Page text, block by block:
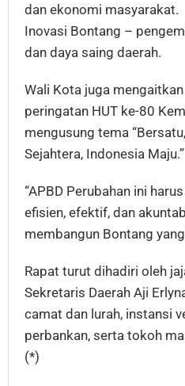
dan ekonomi masyarakat.
Inovasi Bontang –
dan daya saing daerah.
Wali Kota juga
peringatan HUT ke-80
mengusung tema
Sejahtera, Indonesia Maju.”
“APBD Perubahan ini
efisien, efektif, dan
membangun Bontang
Rapat turut dihadiri oleh
Sekretaris Daerah Aji
camat dan lurah, instansi
perbankan, serta tokoh
(*)